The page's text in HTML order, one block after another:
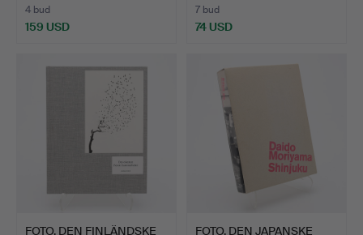
4 bud
159 USD
7 bud
74 USD
FOTO. DEN FINLÄNDSKE
FOTO. DEN JAPANSKE